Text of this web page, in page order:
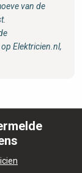
van de
Elektricien.nl,